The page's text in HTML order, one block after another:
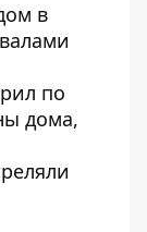
в
по
дома,